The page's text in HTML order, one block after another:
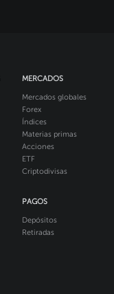
MERCADOS
Mercados globales
Forex
Índices
Materias primas
Acciones
ETF
Criptodivisas
PAGOS
Depósitos
Retiradas